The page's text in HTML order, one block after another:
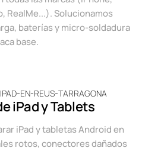
RealMe...). Solucionamos
baterías y micro-soldadura
base.
iPad y Tablets
iPad y tabletas Android en
rotos, conectores dañados